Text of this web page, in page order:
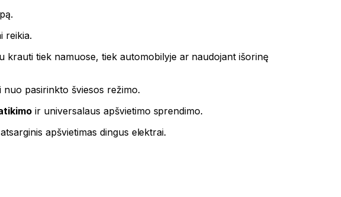
reikia.
krauti tiek namuose, tiek automobilyje ar naudojant išorinę
nuo pasirinkto šviesos režimo.
ir universalaus apšvietimo sprendimo.
apšvietimas dingus elektrai.